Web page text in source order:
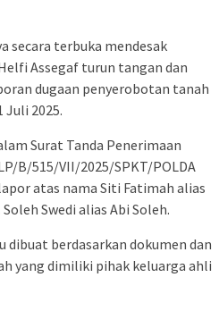
secara terbuka mendesak
Assegaf turun tangan dan
dugaan penyerobotan tanah
Juli 2025.
Surat Tanda Penerimaan
B/515/VII/2025/SPKT/POLDA
atas nama Siti Fatimah alias
Swedi alias Abi Soleh.
dibuat berdasarkan dokumen dan
yang dimiliki pihak keluarga ahli